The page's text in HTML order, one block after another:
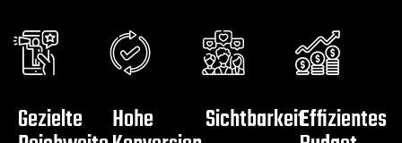
Gezielte Hohe SichtbarkeitEffizientes